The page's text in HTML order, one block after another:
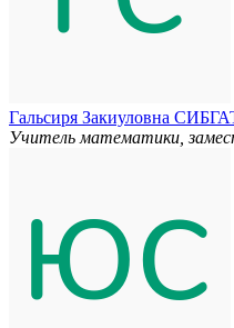
Гальсиря Закиуловна
Учитель математики,